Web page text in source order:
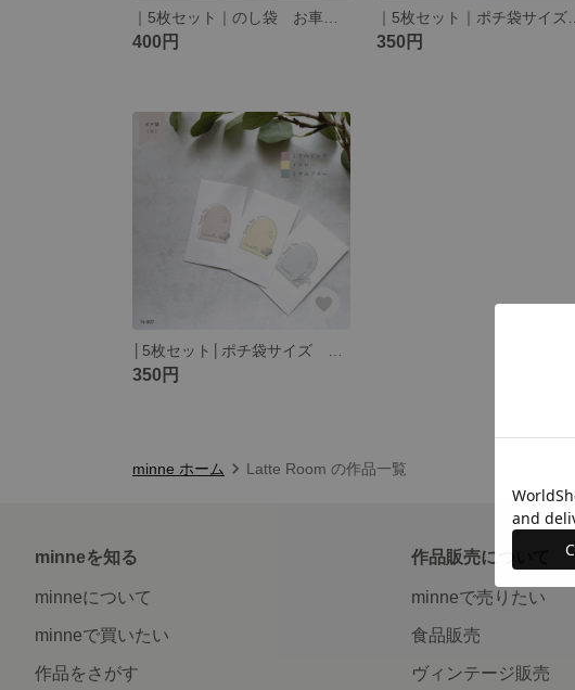
400円
｜5枚セット｜ポチ袋サイズ お車代 お礼 ありがとうthank you ウェディング 線画 P-006
350円
350円
minne ホーム Latte Room の作品一覧
minneを知る
minneについて
minneで買いたい
作品をさがす
作品販売について
minneで売りたい
食品販売
ヴィンテージ販売